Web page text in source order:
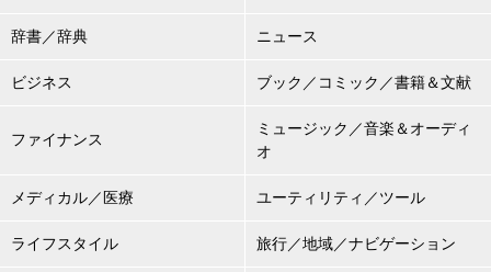
辞書／辞典 ニュース
ビジネス ブック／コミック／書籍＆文献
ファイナンス
ミュージック／音楽＆オーディ
オ
メディカル／医療 ユーティリティ／ツール
ライフスタイル 旅行／地域／ナビゲーション